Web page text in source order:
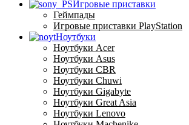
Игровые приставки
Геймпады
Игровые приставки PlayStation
Ноутбуки
Ноутбуки Acer
Ноутбуки Asus
Ноутбуки CBR
Ноутбуки Chuwi
Ноутбуки Gigabyte
Ноутбуки Great Asia
Ноутбуки Lenovo